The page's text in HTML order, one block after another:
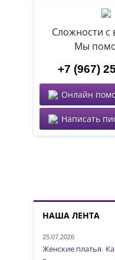
Сложности
Мы
+7 (967)
Онлайн
Написать
НАША ЛЕНТА
25.07.2026
Женские платья.